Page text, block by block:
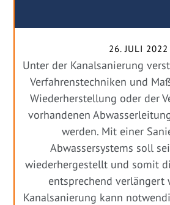
26. JULI 2022
Unter der Kanalsanierung
Verfahrenstechniken und
Wiederherstellung oder der
vorhandenen
werden. Mit einer
Abwassersystems soll
wiederhergestellt und somit
entsprechend verlängert
Kanalsanierung kann